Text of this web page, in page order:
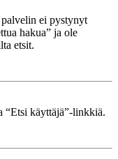
ei pystynyt
hakua” ja ole
etsit.
“Etsi käyttäjä”-linkkiä.